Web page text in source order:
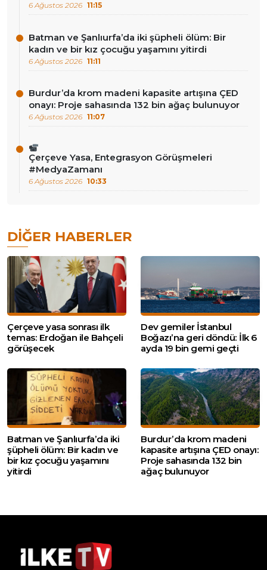
6 Ağustos 2026 11:15
Batman ve Şanlıurfa’da iki şüpheli ölüm: Bir
kadın ve bir kız çocuğu yaşamını yitirdi
6 Ağustos 2026 11:11
Burdur’da krom madeni kapasite artışına ÇED
onayı: Proje sahasında 132 bin ağaç bulunuyor
6 Ağustos 2026 11:07
Çerçeve Yasa, Entegrasyon Görüşmeleri
#MedyaZamanı
6 Ağustos 2026 10:33
DIĞER HABERLER
Çerçeve yasa sonrası ilk
temas: Erdoğan ile Bahçeli
görüşecek
Dev gemiler İstanbul
Boğazı’na geri döndü: İlk 6
ayda 19 bin gemi geçti
Batman ve Şanlıurfa’da iki
şüpheli ölüm: Bir kadın ve
bir kız çocuğu yaşamını
yitirdi
Burdur’da krom madeni
kapasite artışına ÇED onayı:
Proje sahasında 132 bin
ağaç bulunuyor